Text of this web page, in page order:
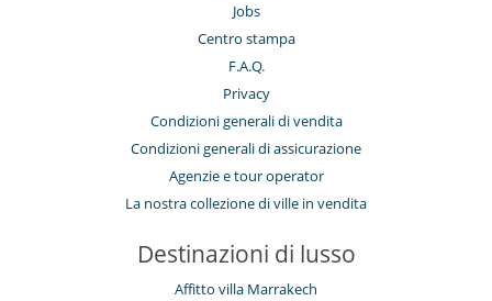
Jobs
Centro stampa
F.A.Q.
Privacy
Condizioni generali di vendita
Condizioni generali di assicurazione
Agenzie e tour operator
La nostra collezione di ville in vendita
Destinazioni di lusso
Affitto villa Marrakech